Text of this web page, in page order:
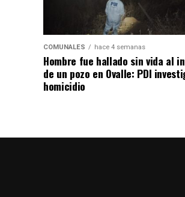
COMUNALES hace 4 semanas
Hombre fue hallado sin vida al
de un pozo en Ovalle: PDI
homicidio